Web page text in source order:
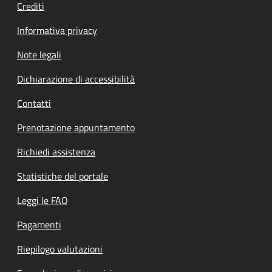
Crediti
Informativa privacy
Note legali
Dichiarazione di accessibilità
Contatti
Prenotazione appuntamento
Richiedi assistenza
Statistiche del portale
Leggi le FAQ
Pagamenti
Riepilogo valutazioni